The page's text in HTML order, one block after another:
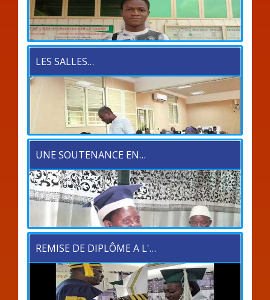
LES SALLES…
UNE SOUTENANCE EN…
REMISE DE DIPLÔME A L'…